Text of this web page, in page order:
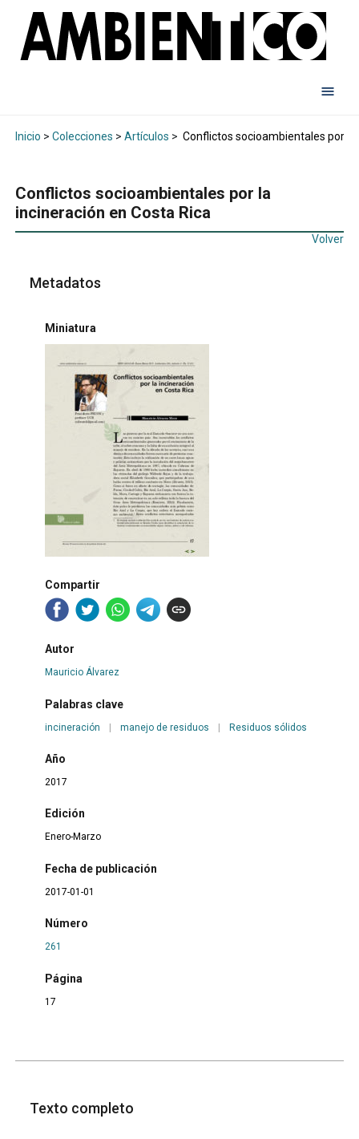
Inicio > Colecciones > Artículos > Conflictos socioambientales por la
Conflictos socioambientales por la
incineración en Costa Rica
Volver
Metadatos
Miniatura
Compartir
Autor
Mauricio Álvarez
Palabras clave
incineración | manejo de residuos | Residuos sólidos
Año
2017
Edición
Enero-Marzo
Fecha de publicación
2017-01-01
Número
261
Página
17
Texto completo